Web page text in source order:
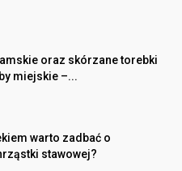
oraz skórzane torebki
miejskie –...
warto zadbać o
stawowej?